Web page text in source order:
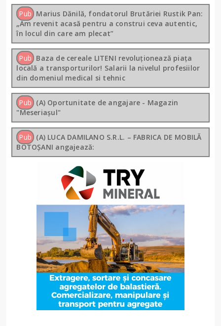
Pub Marius Dănilă, fondatorul Brutăriei Rustik Pan:
„Am revenit acasă pentru a construi ceva autentic,
în locul din care am plecat”
Pub Baza de cereale LITENI revoluționează piața
locală a transporturilor! Salarii la nivelul profesiilor
din domeniul medical si tehnic
Pub (A) Oportunitate de angajare - Magazin
"Meseriașul"
Pub (A) LUCA DAMILANO S.R.L. – FABRICA DE MOBILĂ
BOTOȘANI angajează: